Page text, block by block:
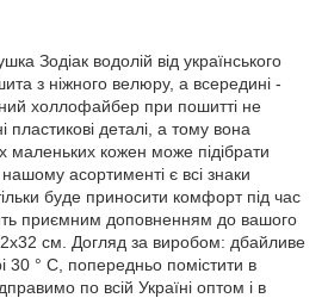
Зодіак водолій від українського
з ніжного велюру, а всередині -
холлофайбер при пошитті не
пластикові деталі, а тому вона
маленьких кожен може підібрати
асортименті є всі знаки
буде приносити комфорт під час
приємним доповненням до вашого
см. Догляд за виробом: дбайливе
30 ° С, попередньо помістити в
по всій Україні оптом і в